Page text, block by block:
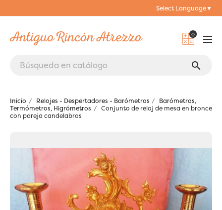
Select Language▼
0
search
Inicio Relojes - Despertadores - Barómetros
Barómetros,
Termómetros, Higrómetros
Conjunto de reloj de mesa en bronce
con pareja candelabros